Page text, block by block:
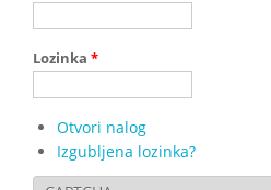
Lozinka *
Otvori nalog
Izgubljena lozinka?